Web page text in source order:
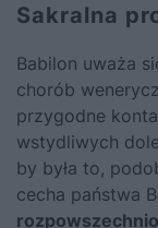
Sakralna
Babilon uważa
chorób
przygodne
wstydliwych
by była to,
cecha państwa